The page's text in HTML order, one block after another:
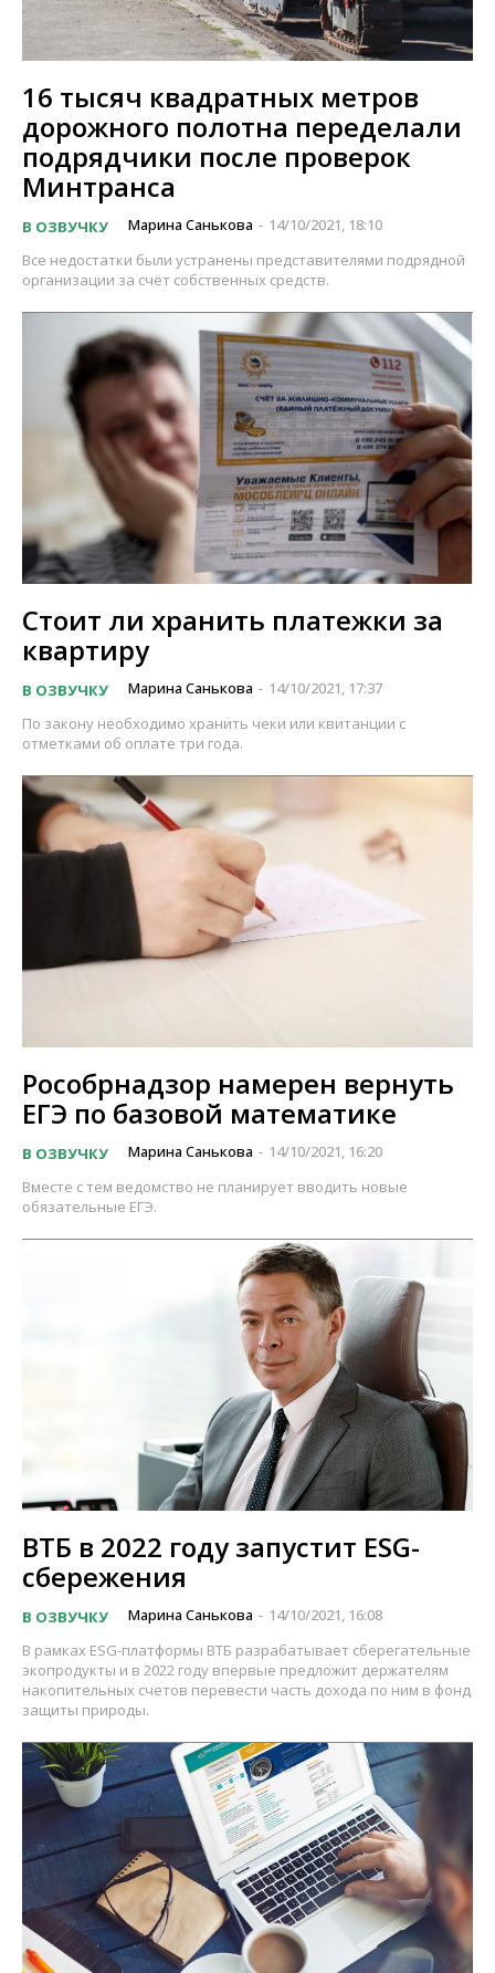
16 тысяч квадратных метров
дорожного полотна переделали
подрядчики после проверок
Минтранса
В ОЗВУЧКУ Марина Санькова - 14/10/2021, 18:10
Все недостатки были устранены представителями подрядной
организации за счёт собственных средств.
Стоит ли хранить платежки за
квартиру
В ОЗВУЧКУ Марина Санькова - 14/10/2021, 17:37
По закону необходимо хранить чеки или квитанции с
отметками об оплате три года.
Рособрнадзор намерен вернуть
ЕГЭ по базовой математике
В ОЗВУЧКУ Марина Санькова - 14/10/2021, 16:20
Вместе с тем ведомство не планирует вводить новые
обязательные ЕГЭ.
ВТБ в 2022 году запустит ESG-
сбережения
В ОЗВУЧКУ Марина Санькова - 14/10/2021, 16:08
В рамках ESG-платформы ВТБ разрабатывает сберегательные
экопродукты и в 2022 году впервые предложит держателям
накопительных счетов перевести часть дохода по ним в фонд
защиты природы.